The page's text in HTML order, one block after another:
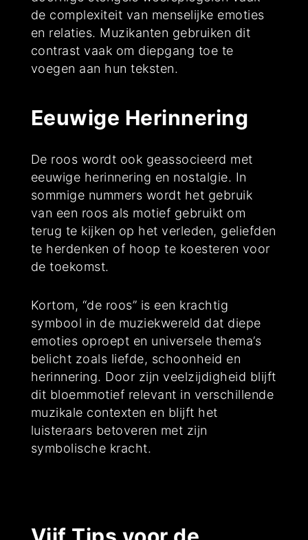
de complexiteit van menselijke emoties
en relaties. Muzikanten gebruiken dit
contrast vaak om diepgang toe te
voegen aan hun teksten.
Eeuwige Herinnering
De roos wordt ook geassocieerd met
eeuwige herinnering en nostalgie. In
sommige nummers wordt het gebruik
van een roos als motief gebruikt om
terug te kijken op het verleden, geliefden
te herdenken of hoop te koesteren voor
de toekomst.
Kortom, “de roos” is een krachtig
symbool in de muziekwereld dat diepe
emoties oproept en universele thema’s
belicht zoals liefde, schoonheid en
herinnering. Door zijn veelzijdigheid blijft
dit bloemmotief relevant in verschillende
muzikale contexten en blijft het
luisteraars betoveren met zijn
symbolische kracht.